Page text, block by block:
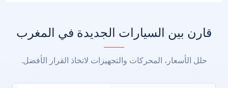
قارن بين السيارات الجديدة في المغرب
حلل الأسعار، المحركات والتجهيزات لاتخاذ القرار الأفضل.